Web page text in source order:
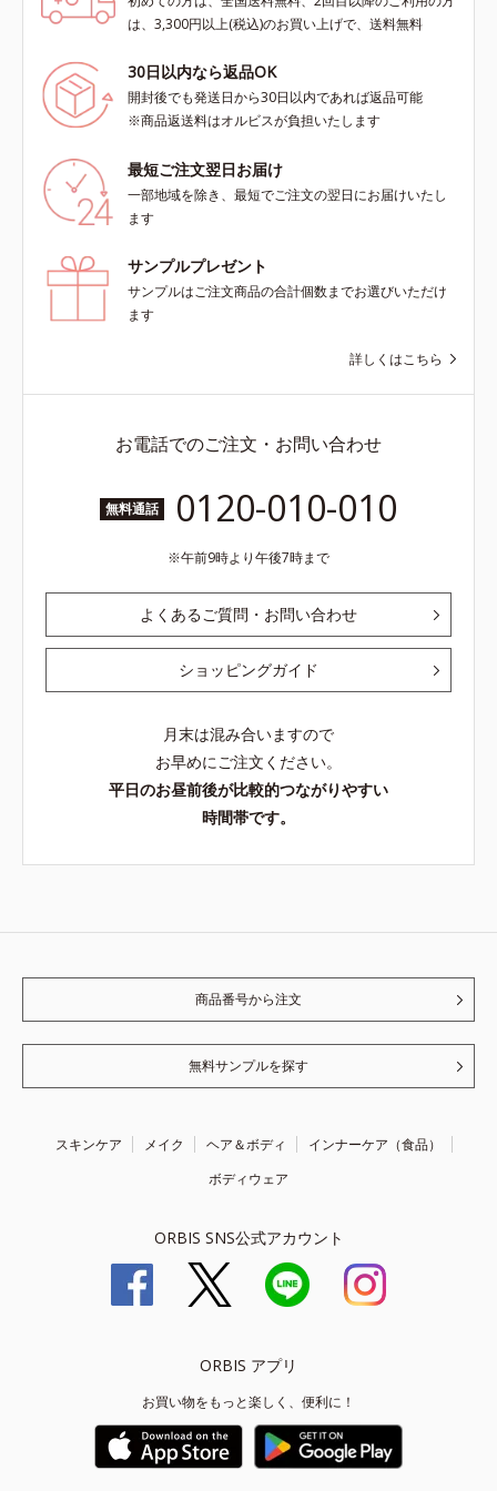
は、3,300円以上(税込)のお買い上げで、送料無料
30日以内なら返品OK
開封後でも発送日から30日以内であれば返品可能
※商品返送料はオルビスが負担いたします
最短ご注文翌日お届け
一部地域を除き、最短でご注文の翌日にお届けいたし
ます
サンプルプレゼント
サンプルはご注文商品の合計個数までお選びいただけ
ます
詳しくはこちら
お電話でのご注文・お問い合わせ
無料通話 0120-010-010
午前9時より午後7時まで
よくあるご質問・お問い合わせ
ショッピングガイド
月末は混み合いますので
お早めにご注文ください。
平日のお昼前後が比較的つながりやすい
時間帯です。
商品番号から注文
無料サンプルを探す
スキンケア メイク ヘア＆ボディ
インナーケア（食品）
ボディウェア
ORBIS SNS公式アカウント
ORBIS アプリ
お買い物をもっと楽しく、便利に！